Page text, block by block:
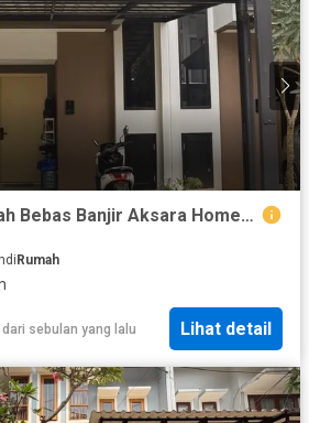
Dijual/Disewa Rumah Bebas Banjir Aksara Homes Ciputat, Tangerang Selatan
Rumah
sebulan yang lalu Lihat detail